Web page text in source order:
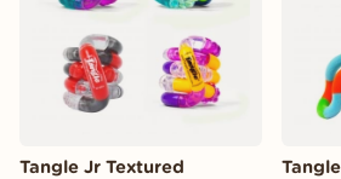
Tangle Jr Textured